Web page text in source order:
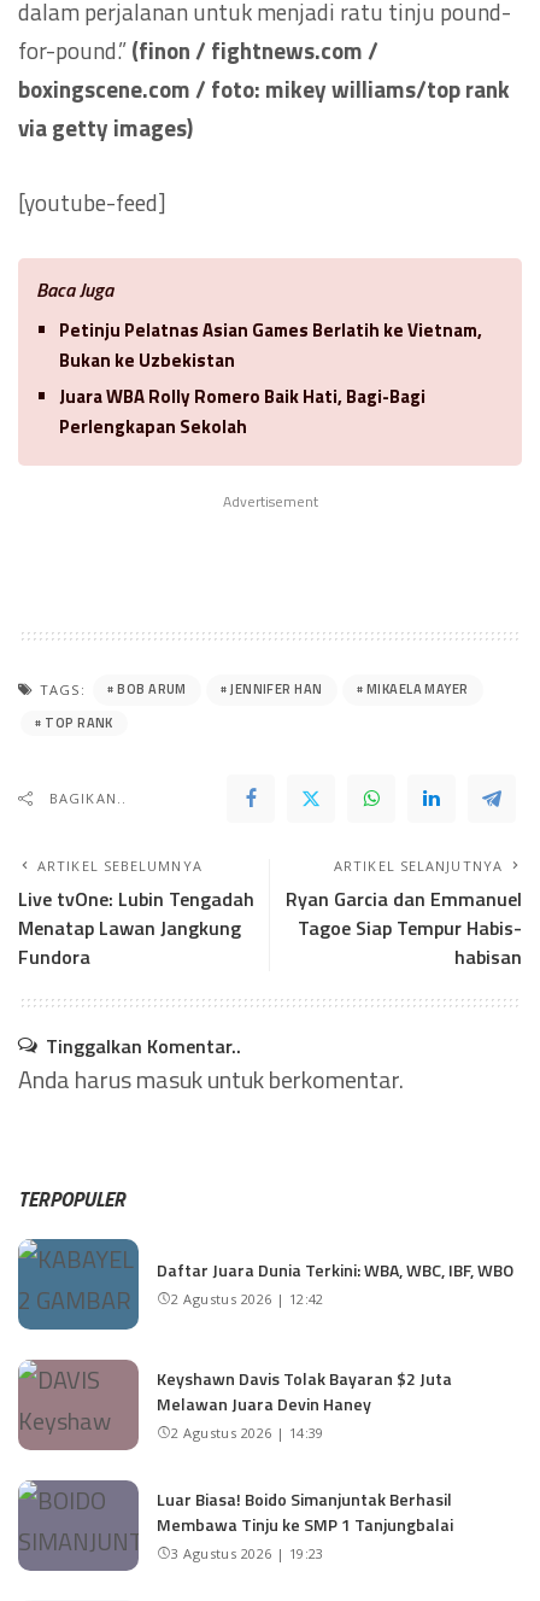
dalam perjalanan untuk menjadi ratu tinju pound-
for-pound.”(finon / fightnews.com /
boxingscene.com / foto: mikey williams/top rank
via getty images)
[youtube-feed]
Baca Juga
Petinju Pelatnas Asian Games Berlatih ke Vietnam,
Bukan ke Uzbekistan
Juara WBA Rolly Romero Baik Hati, Bagi-Bagi
Perlengkapan Sekolah
Advertisement
TAGS: BOB ARUM JENNIFER HAN
MIKAELA MAYER
TOP RANK
BAGIKAN..
ARTIKEL SEBELUMNYA
Live tvOne: Lubin Tengadah
Menatap Lawan Jangkung
Fundora
ARTIKEL SELANJUTNYA
Ryan Garcia dan Emmanuel
Tagoe Siap Tempur Habis-
habisan
Tinggalkan Komentar..
Anda harusmasukuntuk berkomentar.
TERPOPULER
Daftar Juara Dunia Terkini: WBA, WBC, IBF, WBO
2 Agustus 2026 | 12:42
Keyshawn Davis Tolak Bayaran $2 Juta
Melawan Juara Devin Haney
2 Agustus 2026 | 14:39
Luar Biasa! Boido Simanjuntak Berhasil
Membawa Tinju ke SMP 1 Tanjungbalai
3 Agustus 2026 | 19:23